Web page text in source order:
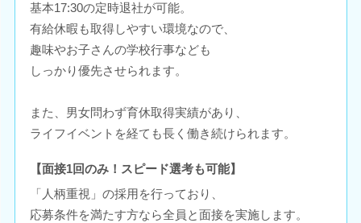
基本17:30の定時退社が可能。
有給休暇も取得しやすい環境なので、
趣味やお子さんの学校行事なども
しっかり優先させられます。
また、男女問わず育休取得実績があり、
ライフイベントを経ても長く働き続けられます。
【面接1回のみ！スピード選考も可能】
「人柄重視」の採用を行っており、
応募条件を満たす方なら全員と面接を実施します。